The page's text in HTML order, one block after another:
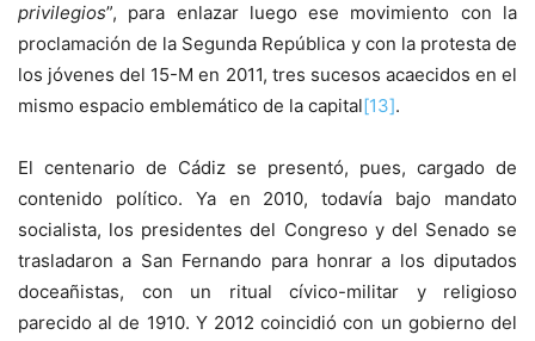
privilegios”, para enlazar luego ese movimiento con la
proclamación de la Segunda República y con la protesta de
los jóvenes del 15-M en 2011, tres sucesos acaecidos en el
mismo espacio emblemático de la capital[13].
El centenario de Cádiz se presentó, pues, cargado de
contenido político. Ya en 2010, todavía bajo mandato
socialista, los presidentes del Congreso y del Senado se
trasladaron a San Fernando para honrar a los diputados
doceañistas, con un ritual cívico-militar y religioso
parecido al de 1910. Y 2012 coincidió con un gobierno del